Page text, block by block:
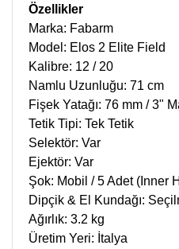
Özellikler
Marka: Fabarm
Model: Elos 2 Elite Field
Kalibre: 12 / 20
Namlu Uzunluğu: 71 cm
Fişek Yatağı: 76 mm / 3"
Tetik Tipi: Tek Tetik
Selektör: Var
Ejektör: Var
Şok: Mobil / 5 Adet (Inner
Dipçik & El Kundağı:
Ağırlık: 3.2 kg
Üretim Yeri: İtalya